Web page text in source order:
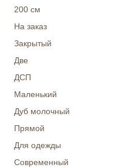
200 см
На заказ
Закрытый
Две
ДСП
Маленький
Дуб молочный
Прямой
Для одежды
Современный